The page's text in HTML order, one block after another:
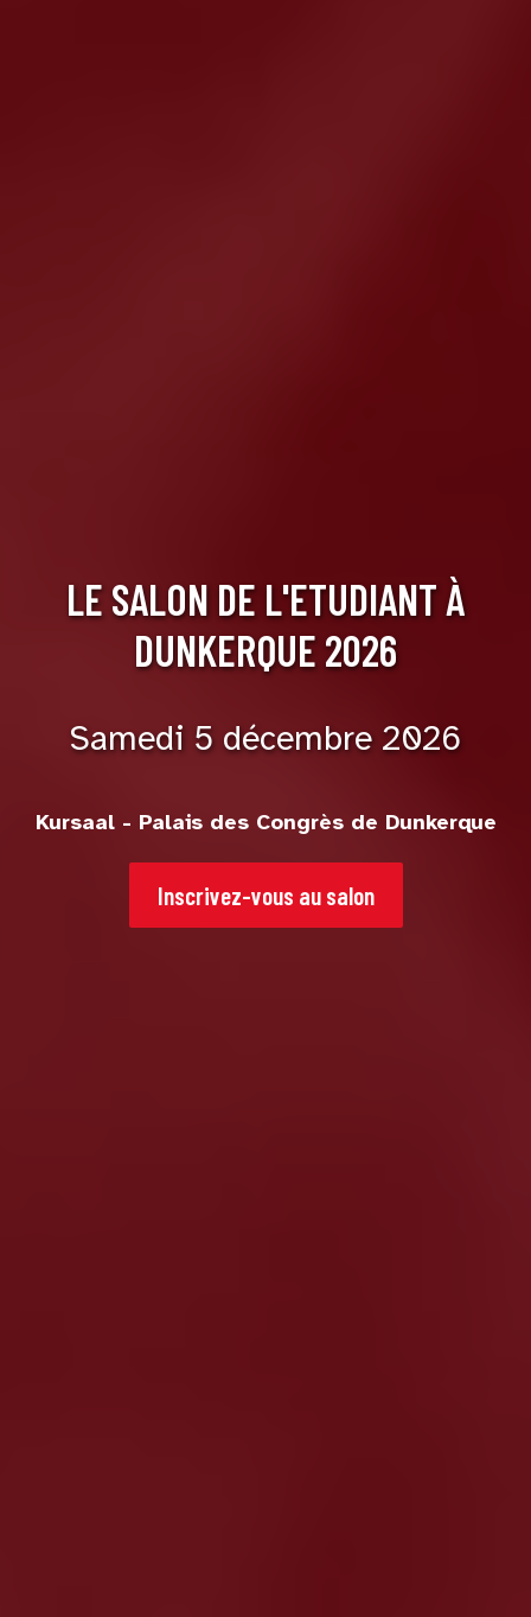
LE SALON DE L'ETUDIANT À
DUNKERQUE 2026
Samedi 5 décembre 2026
Kursaal - Palais des Congrès de Dunkerque
Inscrivez-vous au salon